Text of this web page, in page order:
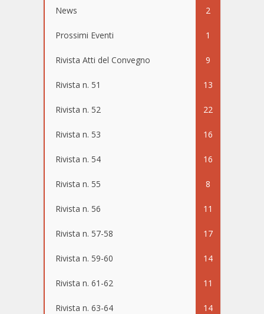
News 2
Prossimi Eventi 1
Rivista Atti del Convegno 9
Rivista n. 51 13
Rivista n. 52 22
Rivista n. 53 16
Rivista n. 54 16
Rivista n. 55 8
Rivista n. 56 11
Rivista n. 57-58 17
Rivista n. 59-60 14
Rivista n. 61-62 11
Rivista n. 63-64 14